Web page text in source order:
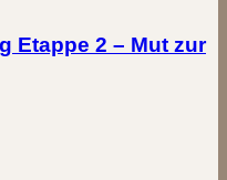
Etappe 2 – Mut zur